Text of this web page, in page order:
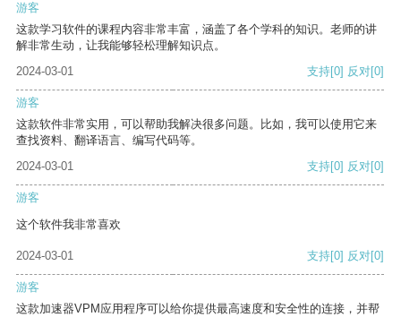
游客
这款学习软件的课程内容非常丰富，涵盖了各个学科的知识。老师的讲
解非常生动，让我能够轻松理解知识点。
2024-03-01
支持[0] 反对[0]
游客
这款软件非常实用，可以帮助我解决很多问题。比如，我可以使用它来
查找资料、翻译语言、编写代码等。
2024-03-01
支持[0] 反对[0]
游客
这个软件我非常喜欢
2024-03-01 支持[0] 反对[0]
游客
这款加速器VPM应用程序可以给你提供最高速度和安全性的连接，并帮